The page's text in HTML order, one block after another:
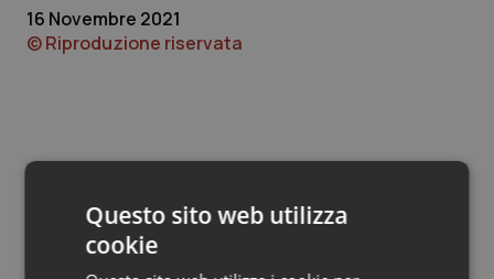
Quotidiano Cardiologia
Rene & patologie urogenitali
16 Novembre 2021
© Riproduzione riservata
Potrebbe interessarti in
Lazio
Questo sito web utilizza
cookie